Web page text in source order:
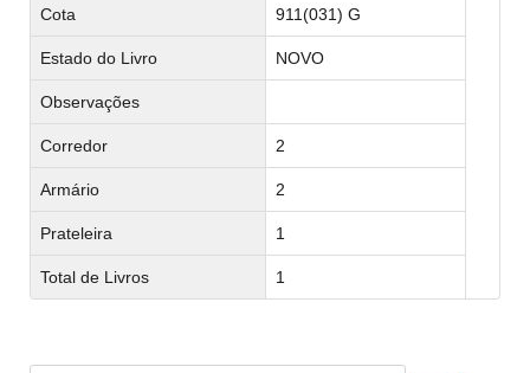
Cota 911(031) G
Estado do Livro NOVO
Observações
Corredor 2
Armário 2
Prateleira 1
Total de Livros 1